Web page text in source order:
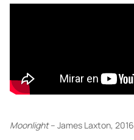
Moonlight– James Laxton, 2016